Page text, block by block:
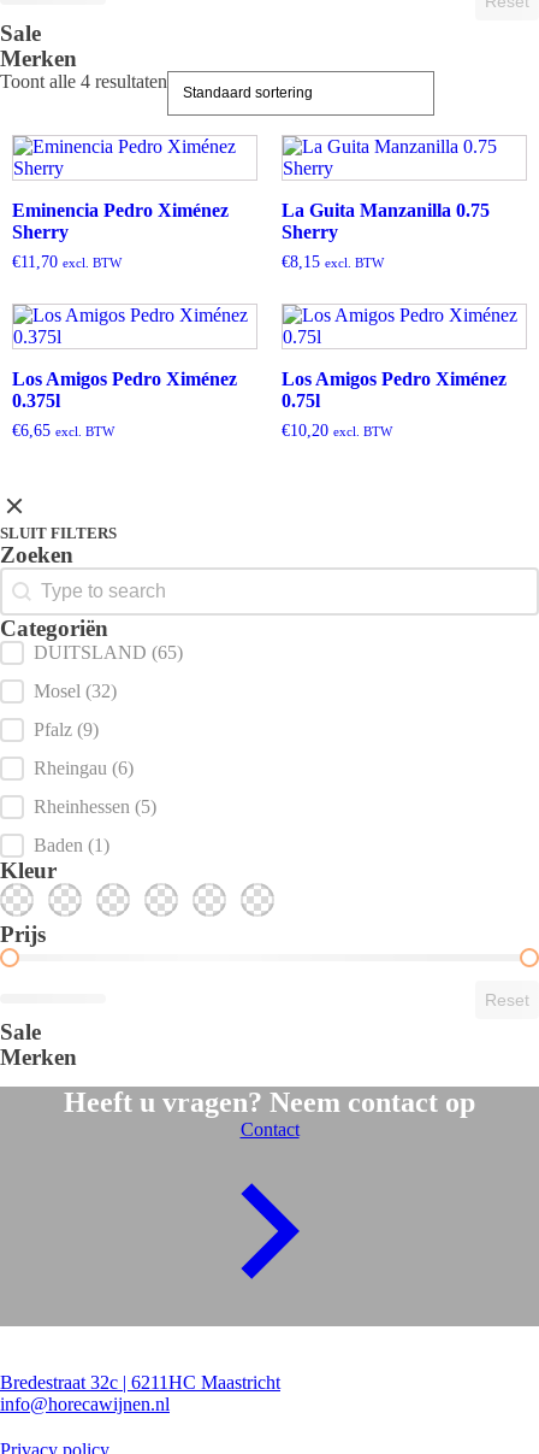
Sale
Merken
Toont alle 4 resultaten
Eminencia Pedro Ximénez
Sherry
€11,70 excl. BTW
La Guita Manzanilla 0.75
Sherry
€8,15 excl. BTW
Los Amigos Pedro Ximénez
0.375l
€6,65 excl. BTW
Los Amigos Pedro Ximénez
0.75l
€10,20 excl. BTW
SLUIT FILTERS
Zoeken
Search
Categoriën
Product Category Checkbox
DUITSLAND (65)
Mosel (32)
Pfalz (9)
Rheingau (6)
Rheinhessen (5)
Baden (1)
Kleur
Color Filters
(38)Rood(8)Diverse
Prijs
Price Range
Reset
Sale
Merken
Heeft u vragen? Neem contact op
Contact
Bredestraat 32c | 6211HC Maastricht
info@horecawijnen.nl
Privacy policy